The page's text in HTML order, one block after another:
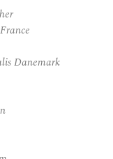
Danemark